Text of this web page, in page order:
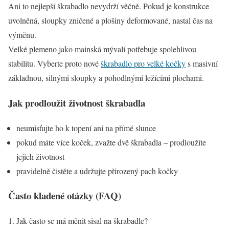
Ani to nejlepší škrabadlo nevydrží věčně. Pokud je konstrukce
uvolněná, sloupky zničené a plošiny deformované, nastal čas na
výměnu.
Velké plemeno jako mainská mývalí potřebuje spolehlivou
stabilitu. Vyberte proto novéškrabadlo pro velké kočkys masivní
základnou, silnými sloupky a pohodlnými ležícími plochami.
Jak prodloužit životnost škrabadla
neumisťujte ho k topení ani na přímé slunce
pokud máte více koček, zvažte dvě škrabadla – prodloužíte
jejich životnost
pravidelně čistěte a udržujte přirozený pach kočky
Často kladené otázky (FAQ)
1. Jak často se má měnit sisal na škrabadle?